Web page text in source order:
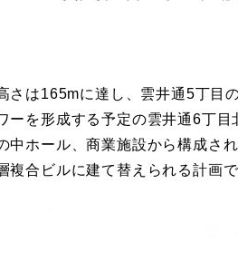
さは165mに達し、雲井通5丁目
ーを形成する予定の雲井通6丁
中ホール、商業施設から構成さ
複合ビルに建て替えられる計画で